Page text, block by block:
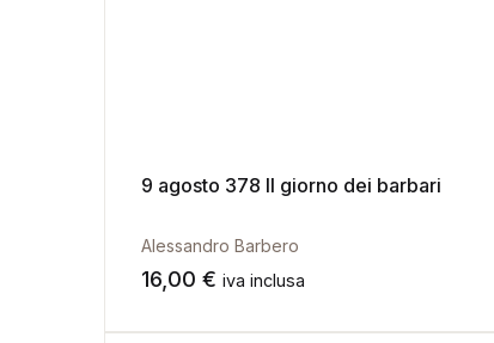
9 agosto 378 Il giorno dei barbari
Alessandro Barbero
16,00 € iva inclusa